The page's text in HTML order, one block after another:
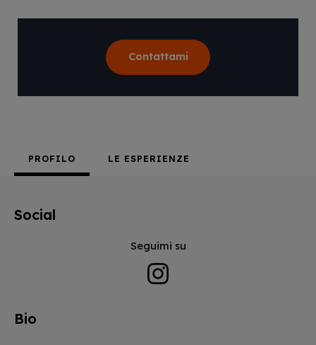
Contattami
PROFILO LE ESPERIENZE
Social
Seguimi su
Bio